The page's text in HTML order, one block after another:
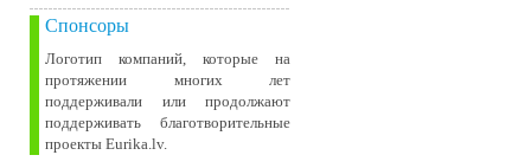
Спонсоры
Логотип компаний, которые на
протяжении многих лет
поддерживали или продолжают
поддерживать благотворительные
проекты Eurika.lv.